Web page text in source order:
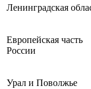
Ленинградская
Европейская часть
России
Урал и Поволжье